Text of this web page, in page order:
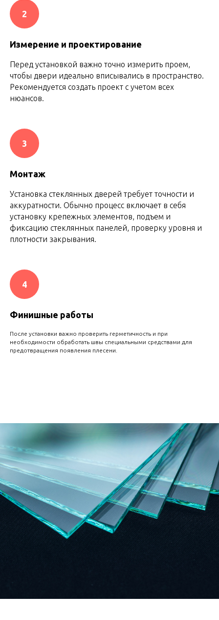
2
Измерение и проектирование
Перед установкой важно точно измерить проем,
чтобы двери идеально вписывались в пространство.
Рекомендуется создать проект с учетом всех
нюансов.
3
Монтаж
Установка стеклянных дверей требует точности и
аккуратности. Обычно процесс включает в себя
установку крепежных элементов, подъем и
фиксацию стеклянных панелей, проверку уровня и
плотности закрывания.
4
Финишные работы
После установки важно проверить герметичность и при
необходимости обработать швы специальными средствами для
предотвращения появления плесени.